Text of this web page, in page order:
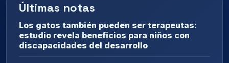
Últimas notas
Los gatos también pueden ser terapeutas:
estudio revela beneficios para niños con
discapacidades del desarrollo